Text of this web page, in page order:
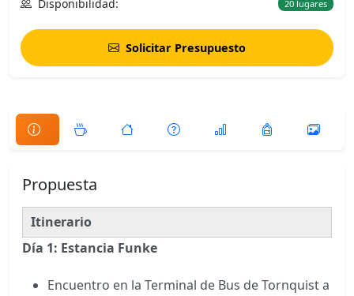
Disponibilidad: 20 lugares
Solicitar Presupuesto
Propuesta
Itinerario
Día 1: Estancia Funke
Encuentro en la Terminal de Bus de Tornquist a